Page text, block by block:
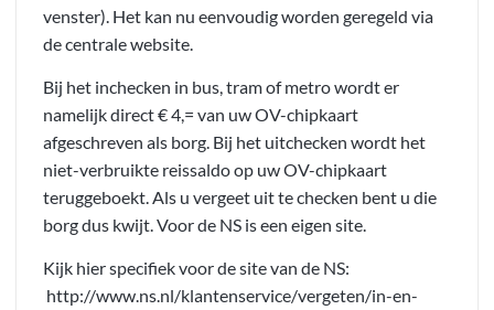
venster). Het kan nu eenvoudig worden geregeld via
de centrale website.
Bij het inchecken in bus, tram of metro wordt er
namelijk direct € 4,= van uw OV-chipkaart
afgeschreven als borg. Bij het uitchecken wordt het
niet-verbruikte reissaldo op uw OV-chipkaart
teruggeboekt. Als u vergeet uit te checken bent u die
borg dus kwijt. Voor de NS is een eigen site.
Kijk hier specifiek voor de site van de NS:
http://www.ns.nl/klantenservice/vergeten/in-en-